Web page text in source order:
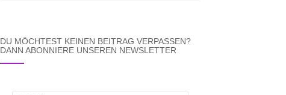
DU MÖCHTEST KEINEN BEITRAG VERPASSEN?
DANN ABONNIERE UNSEREN NEWSLETTER